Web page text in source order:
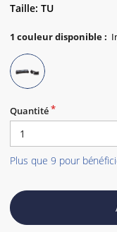
Taille: TU
1 couleur disponible:
Quantité
Plus que 9 pour